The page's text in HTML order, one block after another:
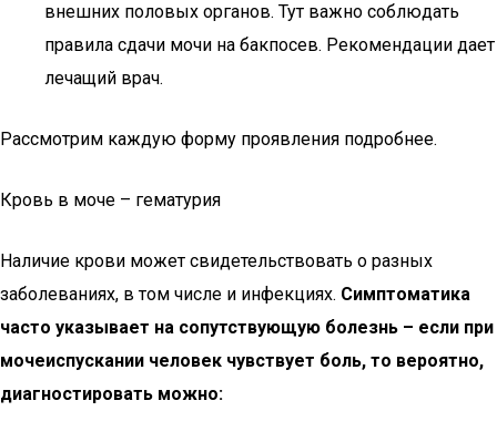
внешних половых органов. Тут важно соблюдать
правила сдачи мочи на бакпосев. Рекомендации дает
лечащий врач.
Рассмотрим каждую форму проявления подробнее.
Кровь в моче – гематурия
Наличие крови может свидетельствовать о разных
заболеваниях, в том числе и инфекциях. Симптоматика
часто указывает на сопутствующую болезнь – если при
мочеиспускании человек чувствует боль, то вероятно,
диагностировать можно: